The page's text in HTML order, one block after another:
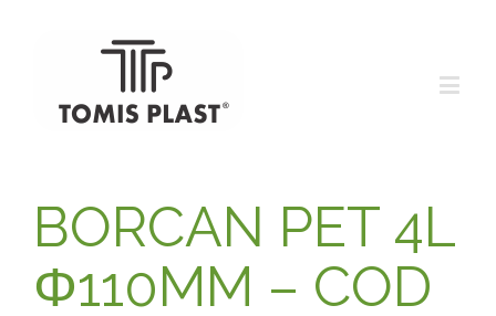
BORCAN PET 4L
Φ110MM – COD